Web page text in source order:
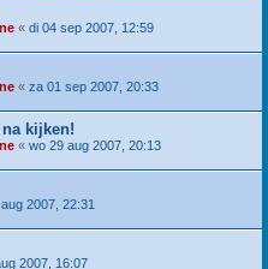
« di 04 sep 2007, 12:59
« za 01 sep 2007, 20:33
kijken!
« wo 29 aug 2007, 20:13
2007, 22:31
2007, 16:07